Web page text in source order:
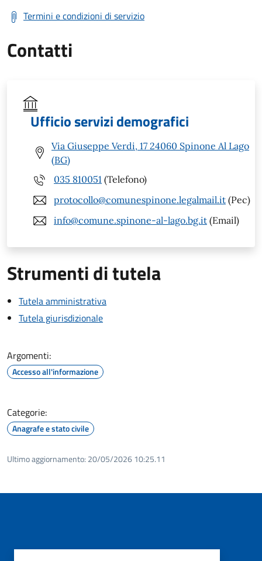
Termini e condizioni di servizio
Contatti
Ufficio servizi demografici
Via Giuseppe Verdi, 17 24060 Spinone Al Lago
(BG)
035 810051 (Telefono)
protocollo@comunespinone.legalmail.it (Pec)
info@comune.spinone-al-lago.bg.it (Email)
Strumenti di tutela
Tutela amministrativa
Tutela giurisdizionale
Argomenti:
Accesso all'informazione
Categorie:
Anagrafe e stato civile
Ultimo aggiornamento: 20/05/2026 10:25.11